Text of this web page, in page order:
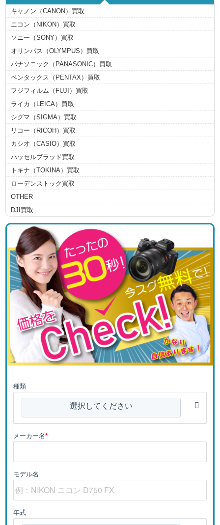
キャノン（CANON）買取
ニコン（NIKON）買取
ソニー（SONY）買取
オリンパス（OLYMPUS）買取
パナソニック（PANASONIC）買取
ペンタックス（PENTAX）買取
フジフィルム（FUJI）買取
ライカ（LEICA）買取
シグマ（SIGMA）買取
リコー（RICOH）買取
カシオ（CASIO）買取
ハッセルブラッド買取
トキナ（TOKINA）買取
ローデンストック買取
OTHER
DJI買取
種類
選択してください
メーカー名*
モデル名
年式